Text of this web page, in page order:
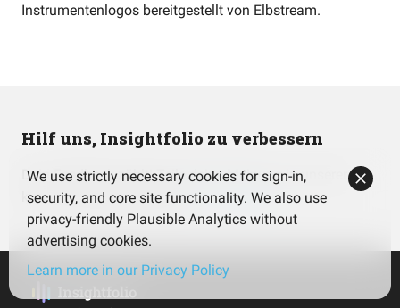
Instrumentenlogos bereitgestellt von Elbstream.
Hilf uns, Insightfolio zu verbessern
Dein Feedback zählt! Teile deine Meinung in unserer
kurzen Umfrage (Englisch).Zur Umfrage
We use strictly necessary cookies for sign-in,
security, and core site functionality. We also use
privacy-friendly Plausible Analytics without
advertising cookies.
Learn more in our Privacy Policy